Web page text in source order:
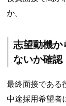
か。
志望動機か
ないか確認
最終面接である
中途採用希望者